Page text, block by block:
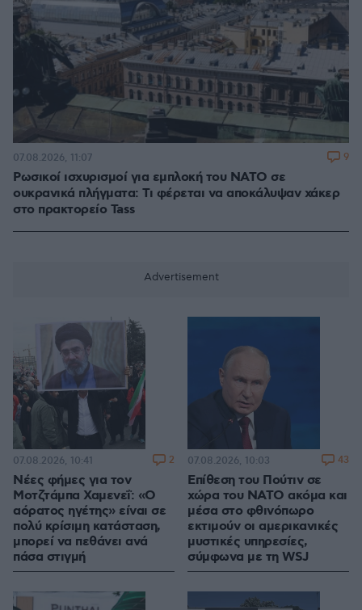
Ρωσικοί ισχυρισμοί για εμπλοκή του ΝΑΤΟ σε
ουκρανικά πλήγματα: Τι φέρεται να αποκάλυψαν χάκερ
στο πρακτορείο Tass
07.08.2026, 11:07 9
Νέες φήμες για τον
Μοτζτάμπα Χαμενεΐ: «Ο
αόρατος ηγέτης» είναι σε
πολύ κρίσιμη κατάσταση,
μπορεί να πεθάνει ανά
πάσα στιγμή
07.08.2026, 10:41 2
Επίθεση του Πούτιν σε
χώρα του ΝΑΤΟ ακόμα και
μέσα στο φθινόπωρο
εκτιμούν οι αμερικανικές
μυστικές υπηρεσίες,
σύμφωνα με τη WSJ
07.08.2026, 10:03 43